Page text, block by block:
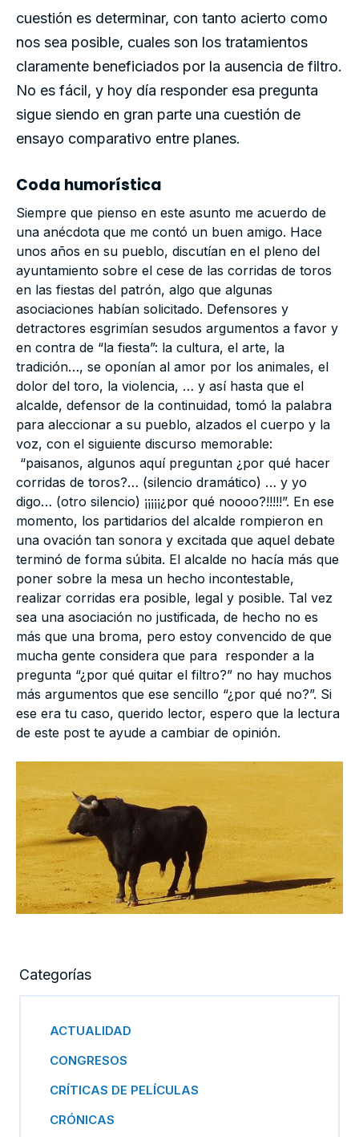
Categorías
ACTUALIDAD
CONGRESOS
CRÍTICAS DE PELÍCULAS
CRÓNICAS
cuestión es determinar, con tanto acierto como
nos sea posible, cuales son los tratamientos
claramente beneficiados por la ausencia de filtro.
No es fácil, y hoy día responder esa pregunta
sigue siendo en gran parte una cuestión de
ensayo comparativo entre planes.
Coda humorística
Siempre que pienso en este asunto me acuerdo de
una anécdota que me contó un buen amigo. Hace
unos años en su pueblo, discutían en el pleno del
ayuntamiento sobre el cese de las corridas de toros
en las fiestas del patrón, algo que algunas
asociaciones habían solicitado. Defensores y
detractores esgrimían sesudos argumentos a favor y
en contra de “la fiesta”: la cultura, el arte, la
tradición…, se oponían al amor por los animales, el
dolor del toro, la violencia, … y así hasta que el
alcalde, defensor de la continuidad, tomó la palabra
para aleccionar a su pueblo, alzados el cuerpo y la
voz, con el siguiente discurso memorable:
“paisanos, algunos aquí preguntan ¿por qué hacer
corridas de toros?… (silencio dramático) … y yo
digo… (otro silencio) ¡¡¡¡¡¿por qué noooo?!!!!!”. En ese
momento, los partidarios del alcalde rompieron en
una ovación tan sonora y excitada que aquel debate
terminó de forma súbita. El alcalde no hacía más que
poner sobre la mesa un hecho incontestable,
realizar corridas era posible, legal y posible. Tal vez
sea una asociación no justificada, de hecho no es
más que una broma, pero estoy convencido de que
mucha gente considera que para responder a la
pregunta “¿por qué quitar el filtro?” no hay muchos
más argumentos que ese sencillo “¿por qué no?”. Si
ese era tu caso, querido lector, espero que la lectura
de este post te ayude a cambiar de opinión.